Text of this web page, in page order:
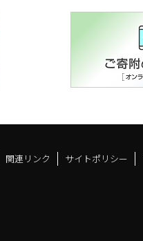
関連リンク サイトポリシー